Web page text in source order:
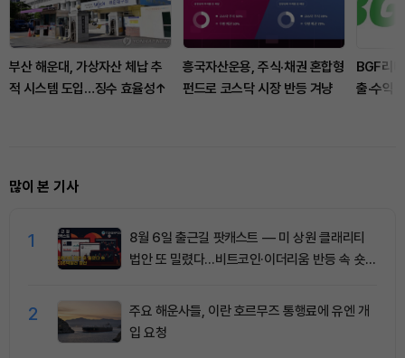
부산 해운대, 가상자산 체납 추
적 시스템 도입…징수 효율성↑
흥국자산운용, 주식·채권 혼합형
펀드로 코스닥 시장 반등 겨냥
BGF리
출·수익
많이 본 기사
1
8월 6일 출근길 팟캐스트 — 미 상원 클래리티
법안 또 밀렸다…비트코인·이더리움 반등 속 숏
2
주요 해운사들, 이란 호르무즈 통행료에 유엔 개
입 요청